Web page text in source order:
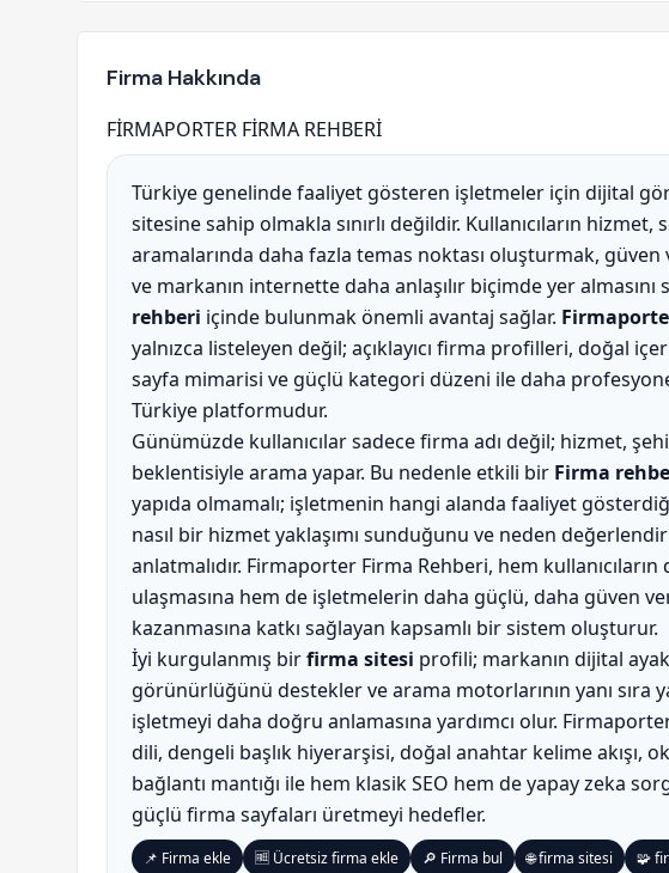
Firma Hakkında
FİRMAPORTER FİRMA REHBERİ
Türkiye genelinde faaliyet gösteren işletmeler için dijital
sitesine sahip olmakla sınırlı değildir. Kullanıcıların
aramalarında daha fazla temas noktası oluşturmak,
ve markanın internette daha anlaşılır biçimde yer
rehberi içinde bulunmak önemli avantaj sağlar.
yalnızca listeleyen değil; açıklayıcı firma profilleri, doğal
sayfa mimarisi ve güçlü kategori düzeni ile daha
Türkiye platformudur.
Günümüzde kullanıcılar sadece firma adı değil; hizmet,
beklentisiyle arama yapar. Bu nedenle etkili bir Firma
yapıda olmamalı; işletmenin hangi alanda faaliyet
nasıl bir hizmet yaklaşımı sunduğunu ve neden
anlatmalıdır. Firmaporter Firma Rehberi, hem
ulaşmasına hem de işletmelerin daha güçlü, daha güven
kazanmasına katkı sağlayan kapsamlı bir sistem oluşturur.
İyi kurgulanmış birfirma sitesi profili; markanın dijital
görünürlüğünü destekler ve arama motorlarının yanı sıra
işletmeyi daha doğru anlamasına yardımcı olur.
dili, dengeli başlık hiyerarşisi, doğal anahtar kelime akışı,
bağlantı mantığı ile hem klasik SEO hem de yapay zeka
güçlü firma sayfaları üretmeyi hedefler.
📌 Firma ekle 🆓 Ücretsiz firma ekle 🔎 Firma bul 🌐 firma sitesi 🧩